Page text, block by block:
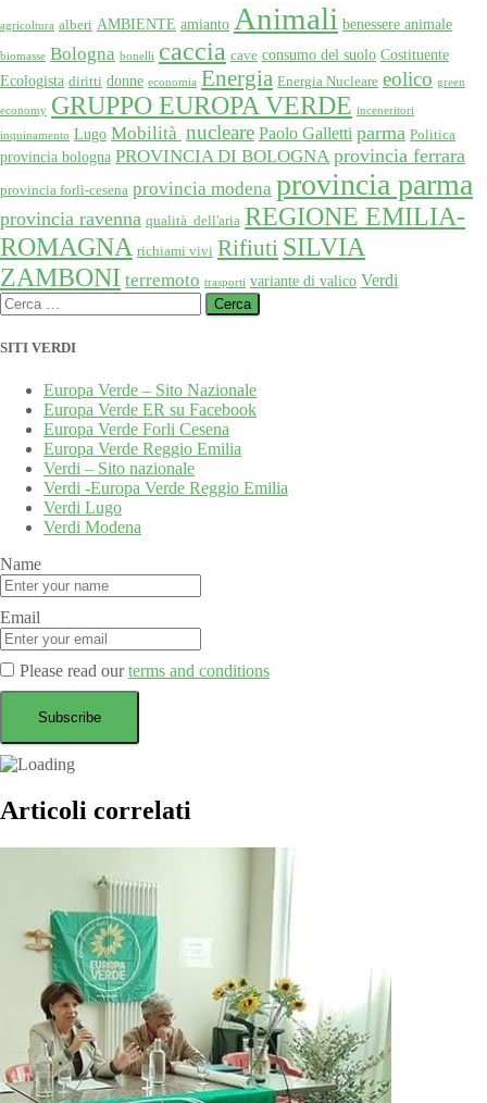
agricoltura alberi AMBIENTE amianto Animali benessere animale
biomasse Bologna bonelli caccia cave consumo del suolo Costituente
Ecologista diritti donne economia Energia Energia Nucleare eolico green
economy GRUPPO EUROPA VERDE inceneritori
inquinamento Lugo Mobilità nucleare Paolo Galletti parma Politica
provincia bologna PROVINCIA DI BOLOGNA provincia ferrara
provincia forlì-cesena provincia modena provincia parma
provincia ravenna qualità dell'aria REGIONE EMILIA-
ROMAGNA richiami vivi Rifiuti SILVIA
ZAMBONI terremoto trasporti variante di valico Verdi
Ricerca
per:
SITI VERDI
Europa Verde – Sito Nazionale
Europa Verde ER su Facebook
Europa Verde Forli Cesena
Europa Verde Reggio Emilia
Verdi – Sito nazionale
Verdi -Europa Verde Reggio Emilia
Verdi Lugo
Verdi Modena
Name
Email
Please read ourterms and conditions
Articoli correlati